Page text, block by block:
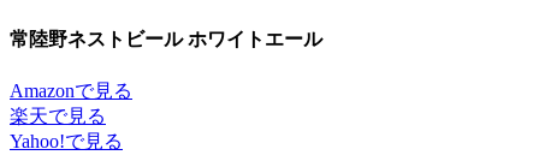
常陸野ネストビール ホワイトエール
Amazonで見る
楽天で見る
Yahoo!で見る